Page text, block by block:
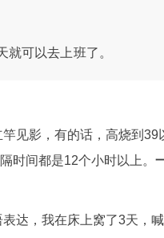
可以去上班了。
见影，有的话，高烧到39
时间都是12个小时以上。
达，我在床上窝了3天，